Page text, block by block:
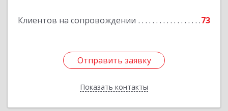
Клиентов на сопровождении 73
Отправить заявку
Показать контакты
Отправить заявку
Назад